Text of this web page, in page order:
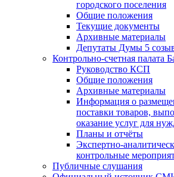
городского поселения
Общие положения
Текущие документы
Архивные материалы
Депутаты Думы 5
Контрольно-счетная палата
Руководство КСП
Общие положения
Архивные материалы
Информация о
поставки товаров,
оказание услуг для
Планы и отчёты
Экспертно-
контрольные
Публичные слушания